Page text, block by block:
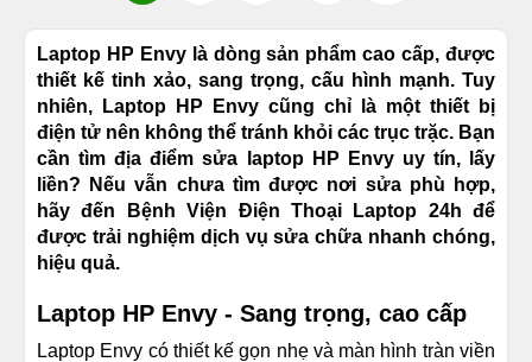
Laptop HP Envy là dòng sản phẩm cao cấp, được
thiết kế tinh xảo, sang trọng, cấu hình mạnh. Tuy
nhiên, Laptop HP Envy cũng chỉ là một thiết bị
điện tử nên không thể tránh khỏi các trục trặc. Bạn
cần tìm địa điểm sửa laptop HP Envy uy tín, lấy
liền? Nếu vẫn chưa tìm được nơi sửa phù hợp,
hãy đến Bệnh Viện Điện Thoại Laptop 24h để
được trải nghiệm dịch vụ sửa chữa nhanh chóng,
hiệu quả.
Laptop HP Envy - Sang trọng, cao cấp
Laptop Envy có thiết kế gọn nhẹ và màn hình tràn viền